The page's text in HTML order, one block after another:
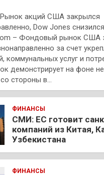
акций США закрылся
Dow Jones
– Фондовый рынок США
за счет
коммунальных услуг и
демонстрирует на фоне
стороны в…
ФИНАНСЫ
СМИ: ЕС готовит
компаний из Китая,
Узбекистана
ФИНАНСЫ